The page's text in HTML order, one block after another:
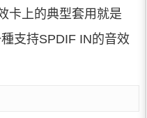
卡上的典型套用就是
支持SPDIF IN的音效